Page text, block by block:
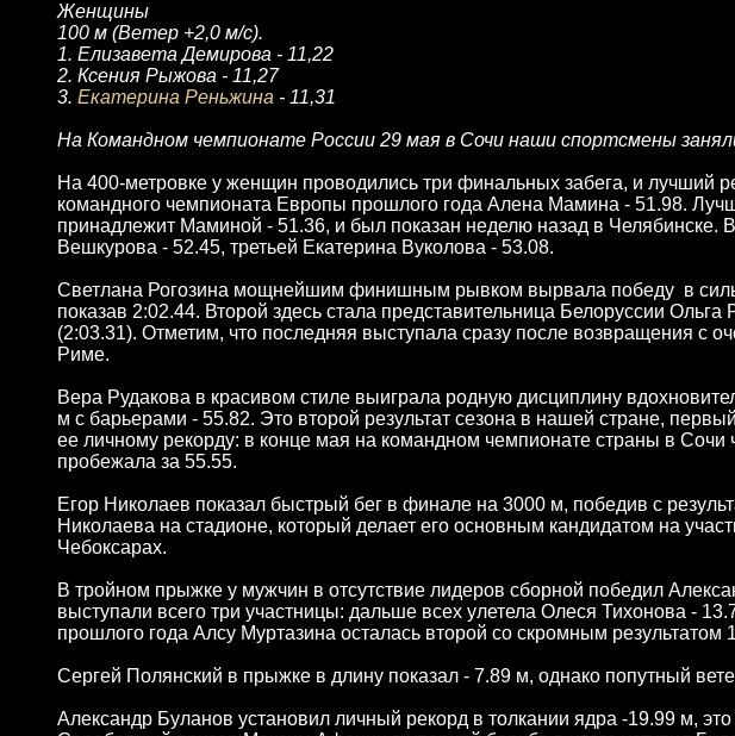
Женщины
100 м (Ветер +2,0 м/с).
1. Елизавета Демирова - 11,22
2. Ксения Рыжова - 11,27
3. Екатерина Реньжина - 11,31
На Командном чемпионате России 29 мая в Сочи наши спортсмены
На 400-метровке у женщин проводились три финальных забега, и лучший
командного чемпионата Европы прошлого года Алена Мамина - 51.98.
принадлежит Маминой - 51.36, и был показан неделю назад в Челябинске.
Вешкурова - 52.45, третьей Екатерина Вуколова - 53.08.
Светлана Рогозина мощнейшим финишным рывком вырвала победу в
показав 2:02.44. Второй здесь стала представительница Белоруссии
(2:03.31). Отметим, что последняя выступала сразу после возвращения с
Риме.
Вера Рудакова в красивом стиле выиграла родную дисциплину
м с барьерами - 55.82. Это второй результат сезона в нашей стране,
ее личному рекорду: в конце мая на командном чемпионате страны в
пробежала за 55.55.
Егор Николаев показал быстрый бег в финале на 3000 м, победив с
Николаева на стадионе, который делает его основным кандидатом на
Чебоксарах.
В тройном прыжке у мужчин в отсутствие лидеров сборной победил
выступали всего три участницы: дальше всех улетела Олеся Тихонова -
прошлого года Алсу Муртазина осталась второй со скромным результатом
Сергей Полянский в прыжке в длину показал - 7.89 м, однако попутный
Александр Буланов установил личный рекорд в толкании ядра -19.99 м, это